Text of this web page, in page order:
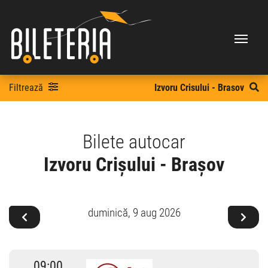
Filtrează Izvoru Crisului - Brasov
Bilete autocar
Izvoru Crișului - Brașov
duminică, 9 aug 2026